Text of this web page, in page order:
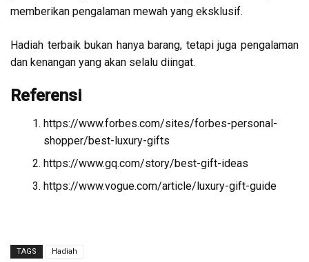
memberikan pengalaman mewah yang eksklusif.
Hadiah terbaik bukan hanya barang, tetapi juga pengalaman
dan kenangan yang akan selalu diingat.
Referensi
https://www.forbes.com/sites/forbes-personal-
shopper/best-luxury-gifts
https://www.gq.com/story/best-gift-ideas
https://www.vogue.com/article/luxury-gift-guide
TAGS Hadiah